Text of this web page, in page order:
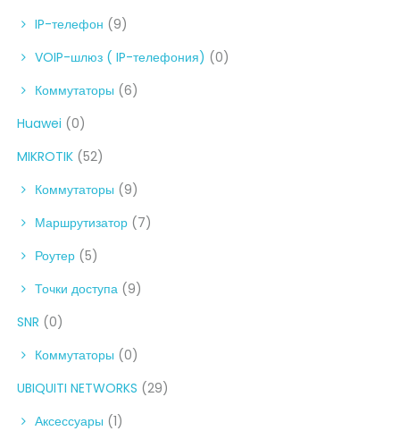
IP-телефон (9)
VOIP-шлюз ( IP-телефония) (0)
Коммутаторы (6)
Huawei (0)
MIKROTIK (52)
Коммутаторы (9)
Маршрутизатор (7)
Роутер (5)
Точки доступа (9)
SNR (0)
Коммутаторы (0)
UBIQUITI NETWORKS (29)
Аксессуары (1)